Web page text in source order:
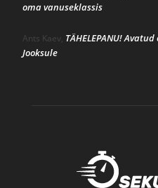
oma vanuseklassis
Ants Kaev, TÄHELEPANU!
Jooksule